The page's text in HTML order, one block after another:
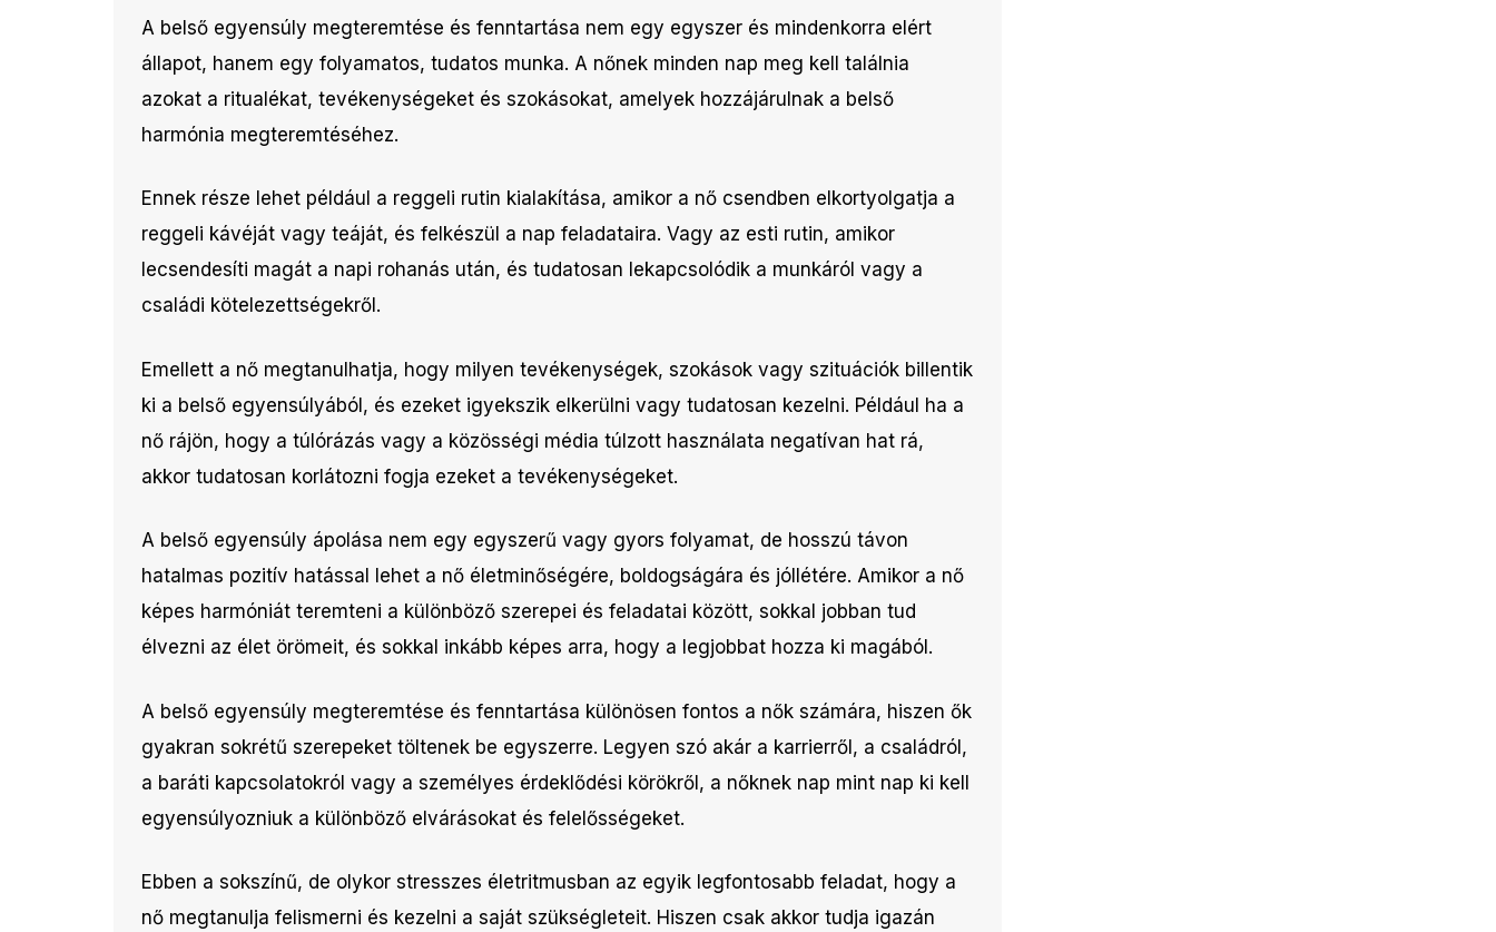
A belső egyensúly megteremtése és fenntartása nem egy egyszer és mindenkorra elért
állapot, hanem egy folyamatos, tudatos munka. A nőnek minden nap meg kell találnia
azokat a ritualékat, tevékenységeket és szokásokat, amelyek hozzájárulnak a belső
harmónia megteremtéséhez.
Ennek része lehet például a reggeli rutin kialakítása, amikor a nő csendben elkortyolgatja a
reggeli kávéját vagy teáját, és felkészül a nap feladataira. Vagy az esti rutin, amikor
lecsendesíti magát a napi rohanás után, és tudatosan lekapcsolódik a munkáról vagy a
családi kötelezettségekről.
Emellett a nő megtanulhatja, hogy milyen tevékenységek, szokások vagy szituációk billentik
ki a belső egyensúlyából, és ezeket igyekszik elkerülni vagy tudatosan kezelni. Például ha a
nő rájön, hogy a túlórázás vagy a közösségi média túlzott használata negatívan hat rá,
akkor tudatosan korlátozni fogja ezeket a tevékenységeket.
A belső egyensúly ápolása nem egy egyszerű vagy gyors folyamat, de hosszú távon
hatalmas pozitív hatással lehet a nő életminőségére, boldogságára és jóllétére. Amikor a nő
képes harmóniát teremteni a különböző szerepei és feladatai között, sokkal jobban tud
élvezni az élet örömeit, és sokkal inkább képes arra, hogy a legjobbat hozza ki magából.
A belső egyensúly megteremtése és fenntartása különösen fontos a nők számára, hiszen ők
gyakran sokrétű szerepeket töltenek be egyszerre. Legyen szó akár a karrierről, a családról,
a baráti kapcsolatokról vagy a személyes érdeklődési körökről, a nőknek nap mint nap ki kell
egyensúlyozniuk a különböző elvárásokat és felelősségeket.
Ebben a sokszínű, de olykor stresszes életritmusban az egyik legfontosabb feladat, hogy a
nő megtanulja felismerni és kezelni a saját szükségleteit. Hiszen csak akkor tudja igazán